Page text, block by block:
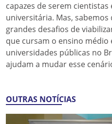
capazes de serem
universitária. Mas,
grandes desafios de
que cursam o ensino médio
universidades públicas no
ajudam a mudar esse
OUTRAS NOTÍCIAS